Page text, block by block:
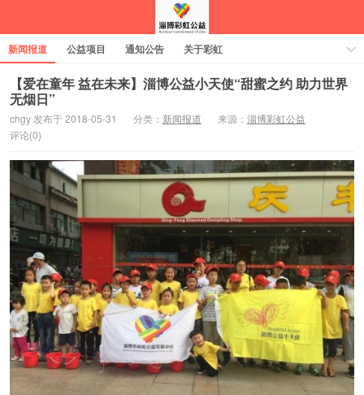
新闻报道 公益项目 通知公告 关于彩虹
【爱在童年 益在未来】淄博公益小天使“甜蜜之约 助力世界
无烟日”
chgy 发布于 2018-05-31 分类： 新闻报道 来源： 淄博彩虹公益
评论(0)